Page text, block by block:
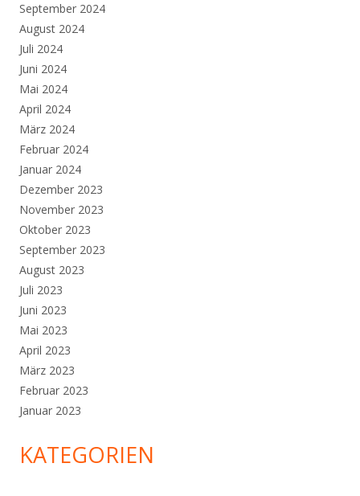
September 2024
August 2024
Juli 2024
Juni 2024
Mai 2024
April 2024
März 2024
Februar 2024
Januar 2024
Dezember 2023
November 2023
Oktober 2023
September 2023
August 2023
Juli 2023
Juni 2023
Mai 2023
April 2023
März 2023
Februar 2023
Januar 2023
KATEGORIEN